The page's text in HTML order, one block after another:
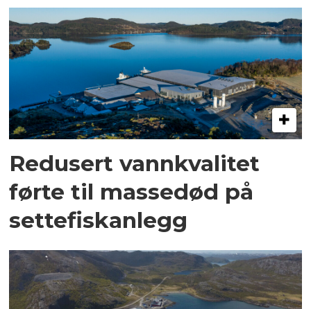
Redusert vannkvalitet
førte til massedød på
settefiskanlegg